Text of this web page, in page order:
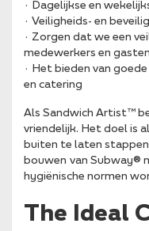
· Dagelijkse en
· Veiligheids- en
· Zorgen dat we een
medewerkers en
· Het bieden van
en catering
Als Sandwich Artist™
vriendelijk. Het doel is
buiten te laten
bouwen van Subway®
hygiënische normen
The Ideal